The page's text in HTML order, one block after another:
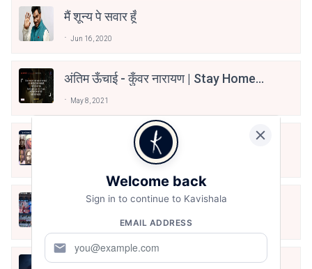
मैं शून्य पे सवार हूँ
Jun 16, 2020
अंतिम ऊँचाई - कुँवर नारायण | Stay Home
May 8, 2021
10 Greatest Hindi Poets Of India
तू भी है राणा का वंशज फेंक जहां तक भाला जाए:
वाहिद अली वाहिद
हिज्र पे ये रात भी
Welcome back
Sign in to continue to Kavishala
EMAIL ADDRESS
mail